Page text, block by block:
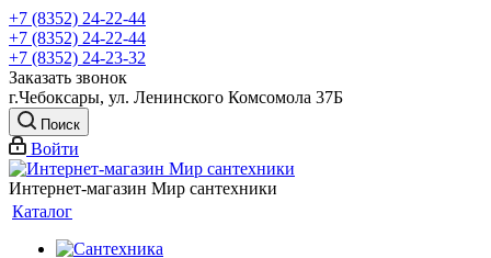
+7 (8352) 24-22-44
+7 (8352) 24-22-44
+7 (8352) 24-23-32
Заказать звонок
г.Чебоксары, ул. Ленинского Комсомола 37Б
Поиск
Войти
Интернет-магазин Мир сантехники
Каталог